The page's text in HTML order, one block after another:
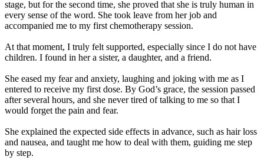
stage, but for the second time, she proved that she is truly human in
every sense of the word. She took leave from her job and
accompanied me to my first chemotherapy session.
At that moment, I truly felt supported, especially since I do not have
children. I found in her a sister, a daughter, and a friend.
She eased my fear and anxiety, laughing and joking with me as I
entered to receive my first dose. By God’s grace, the session passed
after several hours, and she never tired of talking to me so that I
would forget the pain and fear.
She explained the expected side effects in advance, such as hair loss
and nausea, and taught me how to deal with them, guiding me step
by step.